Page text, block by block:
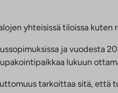
yhteisissä tiloissa kuten
ja vuodesta
lukuun
tarkoittaa sitä,